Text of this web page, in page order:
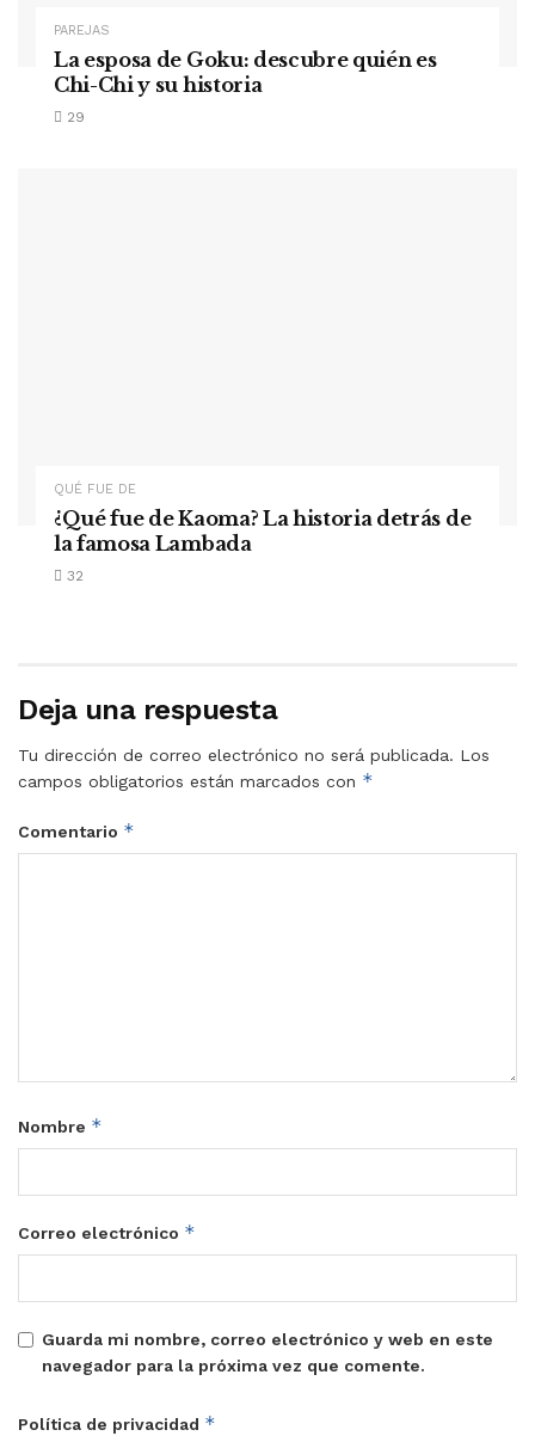
PAREJAS
La esposa de Goku: descubre quién es
Chi-Chi y su historia
29
QUÉ FUE DE
¿Qué fue de Kaoma? La historia detrás de
la famosa Lambada
32
Deja una respuesta
Tu dirección de correo electrónico no será publicada. Los
campos obligatorios están marcados con *
Comentario *
Nombre *
Correo electrónico *
Guarda mi nombre, correo electrónico y web en este
navegador para la próxima vez que comente.
Política de privacidad *